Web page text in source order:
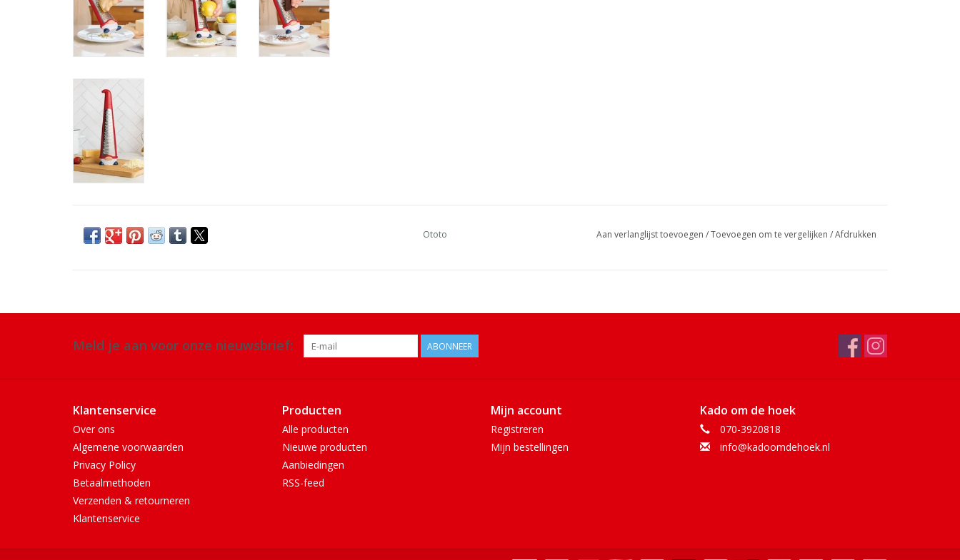
Ototo Aan verlanglijst toevoegen /Toevoegen om te vergelijken /Afdrukken
Meld je aan voor onze nieuwsbrief: ABONNEER
Klantenservice
Over ons
Algemene voorwaarden
Privacy Policy
Betaalmethoden
Verzenden & retourneren
Klantenservice
Producten
Alle producten
Nieuwe producten
Aanbiedingen
RSS-feed
Mijn account
Registreren
Mijn bestellingen
Kado om de hoek
070-3920818
info@kadoomdehoek.nl